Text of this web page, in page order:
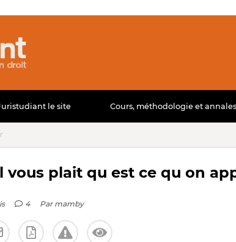
le site Cours, méthodologie et annales
vous plait qu est ce qu on
4 Par mamby